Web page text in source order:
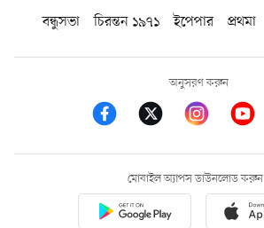
বন্ধুসভা
চিরন্তন ১৯৭১ ইপেপার প্রথমা
অনুসরণ করুন
মোবাইল অ্যাপস ডাউনলোড করুন